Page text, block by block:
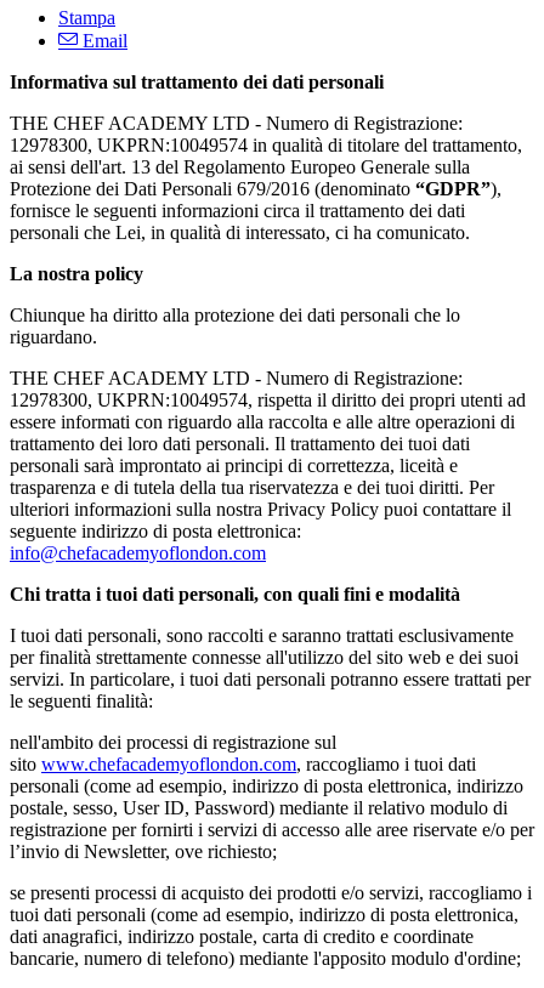
Stampa
Email
Informativa sul trattamento dei dati personali
THE CHEF ACADEMY LTD - Numero di Registrazione:
12978300, UKPRN:10049574 in qualità di titolare del trattamento,
ai sensi dell'art. 13 del Regolamento Europeo Generale sulla
Protezione dei Dati Personali 679/2016 (denominato “GDPR”),
fornisce le seguenti informazioni circa il trattamento dei dati
personali che Lei, in qualità di interessato, ci ha comunicato.
La nostra policy
Chiunque ha diritto alla protezione dei dati personali che lo
riguardano.
THE CHEF ACADEMY LTD - Numero di Registrazione:
12978300, UKPRN:10049574, rispetta il diritto dei propri utenti ad
essere informati con riguardo alla raccolta e alle altre operazioni di
trattamento dei loro dati personali. Il trattamento dei tuoi dati
personali sarà improntato ai principi di correttezza, liceità e
trasparenza e di tutela della tua riservatezza e dei tuoi diritti. Per
ulteriori informazioni sulla nostra Privacy Policy puoi contattare il
seguente indirizzo di posta elettronica:
info@chefacademyoflondon.com
Chi tratta i tuoi dati personali, con quali fini e modalità
I tuoi dati personali, sono raccolti e saranno trattati esclusivamente
per finalità strettamente connesse all'utilizzo del sito web e dei suoi
servizi. In particolare, i tuoi dati personali potranno essere trattati per
le seguenti finalità:
nell'ambito dei processi di registrazione sul
sito www.chefacademyoflondon.com, raccogliamo i tuoi dati
personali (come ad esempio, indirizzo di posta elettronica, indirizzo
postale, sesso, User ID, Password) mediante il relativo modulo di
registrazione per fornirti i servizi di accesso alle aree riservate e/o per
l’invio di Newsletter, ove richiesto;
se presenti processi di acquisto dei prodotti e/o servizi, raccogliamo i
tuoi dati personali (come ad esempio, indirizzo di posta elettronica,
dati anagrafici, indirizzo postale, carta di credito e coordinate
bancarie, numero di telefono) mediante l'apposito modulo d'ordine;